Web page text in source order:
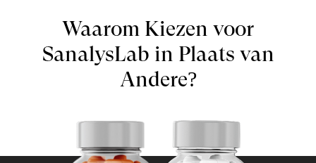
Waarom Kiezen voor
SanalysLab in Plaats van
Andere?